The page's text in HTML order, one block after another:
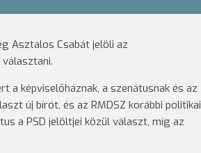
Asztalos Csabát jelöli az
a képviselőháznak, a szenátusnak és az
új bírót, és az RMDSZ korábbi politikai
a PSD jelöltjei közül választ, míg az